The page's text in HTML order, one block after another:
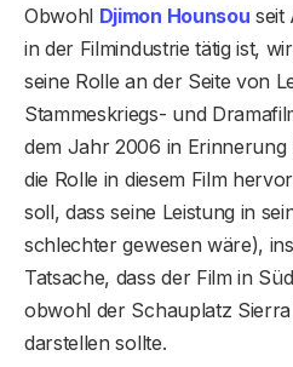
Obwohl Djimon Hounsou seit
in der Filmindustrie tätig ist,
seine Rolle an der Seite von
Stammeskriegs- und
dem Jahr 2006 in
die Rolle in diesem Film
soll, dass seine Leistung in
schlechter gewesen wäre),
Tatsache, dass der Film in
obwohl der Schauplatz
darstellen sollte.